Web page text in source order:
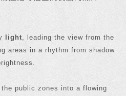
light , leading the view from the
areas in a rhythm from shadow
public zones into a flowing